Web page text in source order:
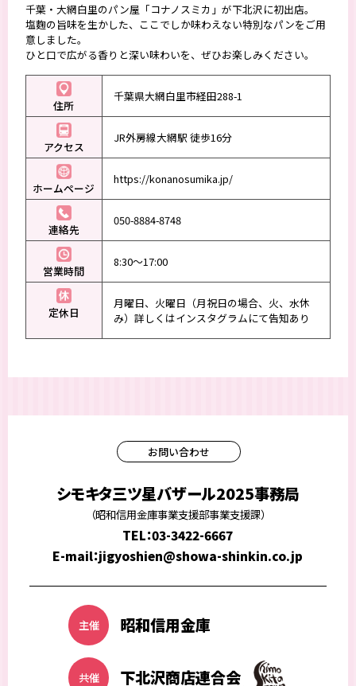
千葉・大網白里のパン屋「コナノスミカ」が下北沢に初出店。
塩麴の旨味を生かした、ここでしか味わえない特別なパンをご用
意しました。
ひと口で広がる香りと深い味わいを、ぜひお楽しみください。
住所
千葉県大網白里市経田288-1
アクセス
JR外房線大網駅 徒歩16分
ホームページ
https://konanosumika.jp/
連絡先
050-8884-8748
営業時間
8:30〜17:00
定休日
月曜日、火曜日（月祝日の場合、火、水休
み）詳しくはインスタグラムにて告知あり
お問い合わせ
シモキタ三ツ星バザール2025事務局
（昭和信用金庫事業支援部事業支援課）
TEL：03-3422-6667
E-mail：jigyoshien@showa-shinkin.co.jp
主催 昭和信用金庫
共催 下北沢商店連合会